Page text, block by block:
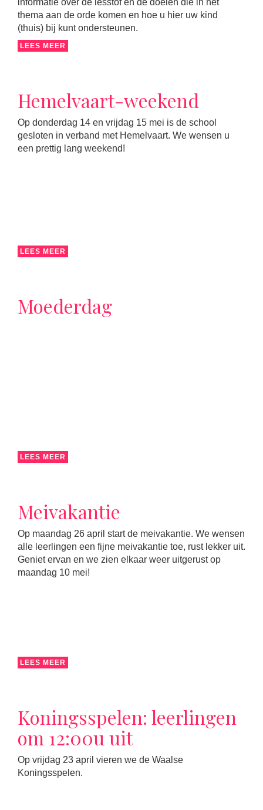
informatie over de lesstof en de doelen die in het
thema aan de orde komen en hoe u hier uw kind
(thuis) bij kunt ondersteunen.
LEES MEER
Hemelvaart-weekend
Op donderdag 14 en vrijdag 15 mei is de school
gesloten in verband met Hemelvaart. We wensen u
een prettig lang weekend!
LEES MEER
Moederdag
LEES MEER
Meivakantie
Op maandag 26 april start de meivakantie. We wensen
alle leerlingen een fijne meivakantie toe, rust lekker uit.
Geniet ervan en we zien elkaar weer uitgerust op
maandag 10 mei!
LEES MEER
Koningsspelen: leerlingen
om 12:00u uit
Op vrijdag 23 april vieren we de Waalse
Koningsspelen.